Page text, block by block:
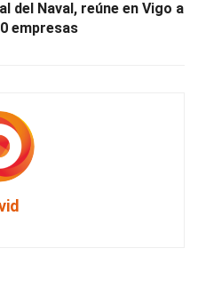
del Naval, reúne en Vigo a
empresas